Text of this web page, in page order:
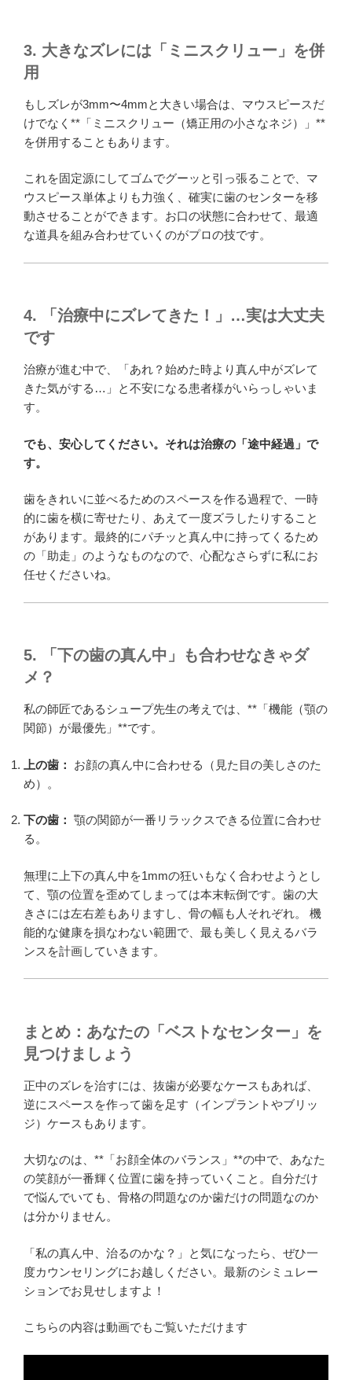
3. 大きなズレには「ミニスクリュー」を併
用
もしズレが3mm〜4mmと大きい場合は、マウスピースだ
けでなく**「ミニスクリュー（矯正用の小さなネジ）」**
を併用することもあります。
これを固定源にしてゴムでグーッと引っ張ることで、マ
ウスピース単体よりも力強く、確実に歯のセンターを移
動させることができます。お口の状態に合わせて、最適
な道具を組み合わせていくのがプロの技です。
4. 「治療中にズレてきた！」…実は大丈夫
です
治療が進む中で、「あれ？始めた時より真ん中がズレて
きた気がする…」と不安になる患者様がいらっしゃいま
す。
でも、安心してください。それは治療の「途中経過」で
す。
歯をきれいに並べるためのスペースを作る過程で、一時
的に歯を横に寄せたり、あえて一度ズラしたりすること
があります。最終的にパチッと真ん中に持ってくるため
の「助走」のようなものなので、心配なさらずに私にお
任せくださいね。
5. 「下の歯の真ん中」も合わせなきゃダ
メ？
私の師匠であるシュープ先生の考えでは、**「機能（顎の
関節）が最優先」**です。
上の歯：
お顔の真ん中に合わせる（見た目の美しさのた
め）。
下の歯： 顎の関節が一番リラックスできる位置に合わせ
る。
無理に上下の真ん中を1mmの狂いもなく合わせようとし
て、顎の位置を歪めてしまっては本末転倒です。歯の大
きさには左右差もありますし、骨の幅も人それぞれ。 機
能的な健康を損なわない範囲で、最も美しく見えるバラ
ンスを計画していきます。
まとめ：あなたの「ベストなセンター」を
見つけましょう
正中のズレを治すには、抜歯が必要なケースもあれば、
逆にスペースを作って歯を足す（インプラントやブリッ
ジ）ケースもあります。
大切なのは、**「お顔全体のバランス」**の中で、あなた
の笑顔が一番輝く位置に歯を持っていくこと。自分だけ
で悩んでいても、骨格の問題なのか歯だけの問題なのか
は分かりません。
「私の真ん中、治るのかな？」と気になったら、ぜひ一
度カウンセリングにお越しください。最新のシミュレー
ションでお見せしますよ！
こちらの内容は動画でもご覧いただけます